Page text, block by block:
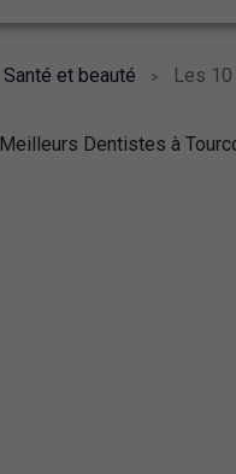
Santé et beauté Les